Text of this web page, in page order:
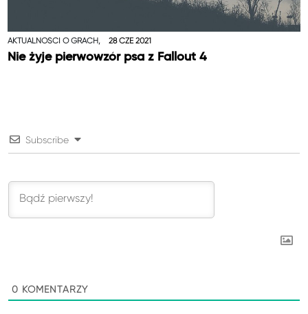
AKTUALNOŚCI O GRACH, 28 CZE 2021
Nie żyje pierwowzór psa z Fallout 4
Subscribe
0 KOMENTARZY